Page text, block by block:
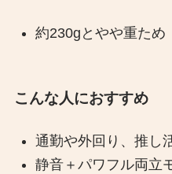
約230gとやや重ため
こんな人におすすめ
通勤や外回り、推し
静音＋パワフル両立